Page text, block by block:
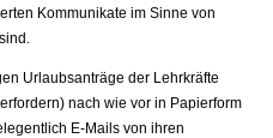
Kommunikate im Sinne von
Urlaubsanträge der Lehrkräfte
nach wie vor in Papierform
E-Mails von ihren